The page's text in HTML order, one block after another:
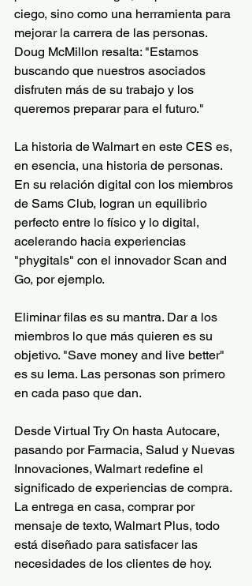
ciego, sino como una herramienta para
mejorar la carrera de las personas.
Doug McMillon resalta: "Estamos
buscando que nuestros asociados
disfruten más de su trabajo y los
queremos preparar para el futuro."
La historia de Walmart en este CES es,
en esencia, una historia de personas.
En su relación digital con los miembros
de Sams Club, logran un equilibrio
perfecto entre lo físico y lo digital,
acelerando hacia experiencias
"phygitals" con el innovador Scan and
Go, por ejemplo.
Eliminar filas es su mantra. Dar a los
miembros lo que más quieren es su
objetivo. "Save money and live better"
es su lema. Las personas son primero
en cada paso que dan.
Desde Virtual Try On hasta Autocare,
pasando por Farmacia, Salud y Nuevas
Innovaciones, Walmart redefine el
significado de experiencias de compra.
La entrega en casa, comprar por
mensaje de texto, Walmart Plus, todo
está diseñado para satisfacer las
necesidades de los clientes de hoy.